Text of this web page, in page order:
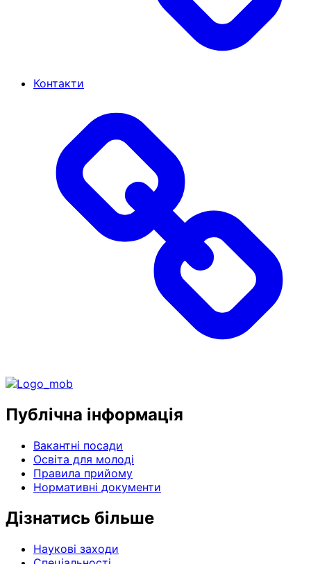
Контакти
Публічна інформація
Вакантні посади
Освіта для молоді
Правила прийому
Нормативні документи
Дізнатись більше
Наукові заходи